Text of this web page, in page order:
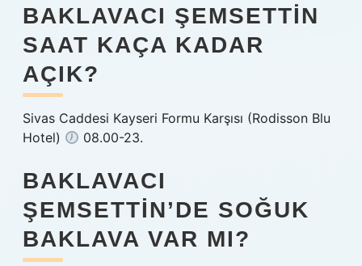
BAKLAVACI ŞEMSETTIN
SAAT KAÇA KADAR
AÇIK?
Sivas Caddesi Kayseri Formu Karşısı (Rodisson Blu
Hotel)
08.00-23.
BAKLAVACI
ŞEMSETTIN’DE SOĞUK
BAKLAVA VAR MI?